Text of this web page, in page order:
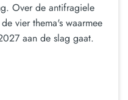
Over de antifragiele
vier thema's waarmee
aan de slag gaat.